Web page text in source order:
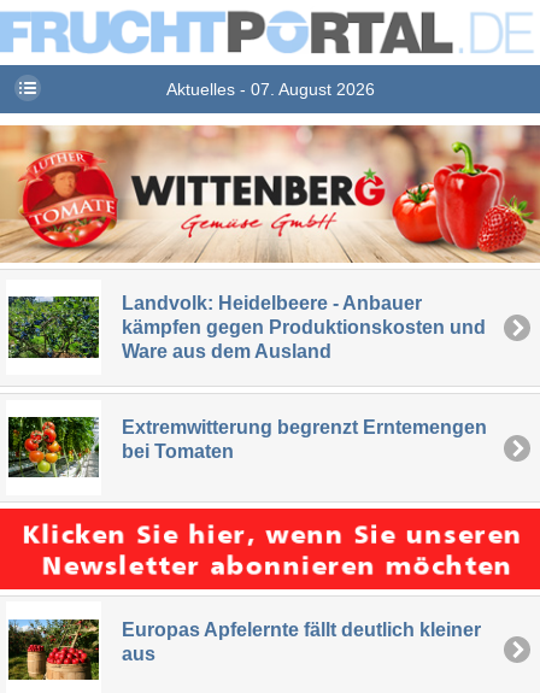
Aktuelles - 07. August 2026
Landvolk: Heidelbeere - Anbauer
kämpfen gegen Produktionskosten und
Ware aus dem Ausland
Extremwitterung begrenzt Erntemengen
bei Tomaten
Europas Apfelernte fällt deutlich kleiner
aus